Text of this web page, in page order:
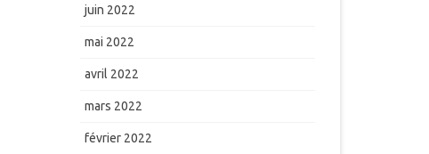
juin 2022
mai 2022
avril 2022
mars 2022
février 2022